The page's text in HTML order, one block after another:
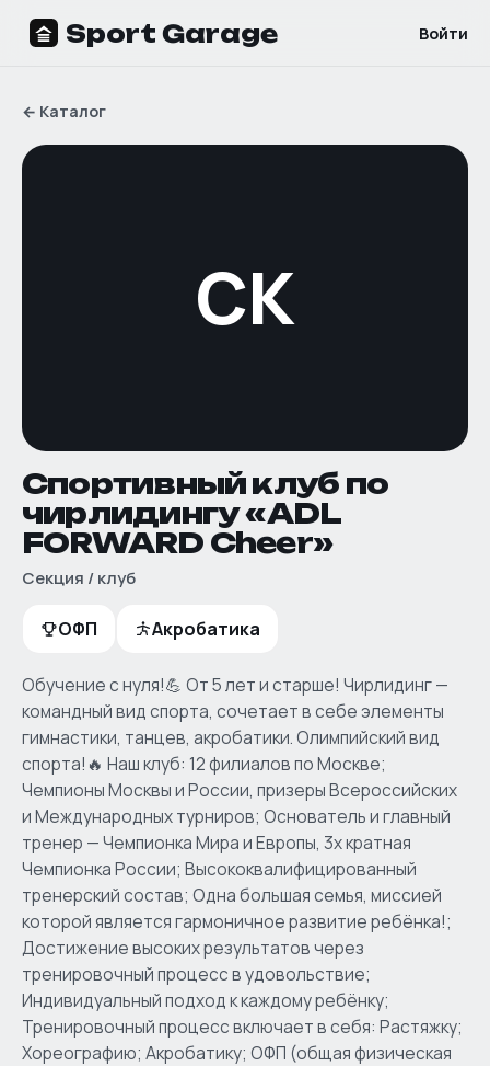
Sport Garage Войти
← Каталог
СК
Спортивный клуб по
чирлидингу «ADL
FORWARD Cheer»
Секция / клуб
ОФП Акробатика
Обучение с нуля!💪 От 5 лет и старше! Чирлидинг —
командный вид спорта, сочетает в себе элементы
гимнастики, танцев, акробатики. Олимпийский вид
спорта!🔥 Наш клуб: 12 филиалов по Москве;
Чемпионы Москвы и России, призеры Всероссийских
и Международных турниров; Основатель и главный
тренер — Чемпионка Мира и Европы, 3х кратная
Чемпионка России; Высококвалифицированный
тренерский состав; Одна большая семья, миссией
которой является гармоничное развитие ребёнка!;
Достижение высоких результатов через
тренировочный процесс в удовольствие;
Индивидуальный подход к каждому ребёнку;
Тренировочный процесс включает в себя: Растяжку;
Хореографию; Акробатику; ОФП (общая физическая